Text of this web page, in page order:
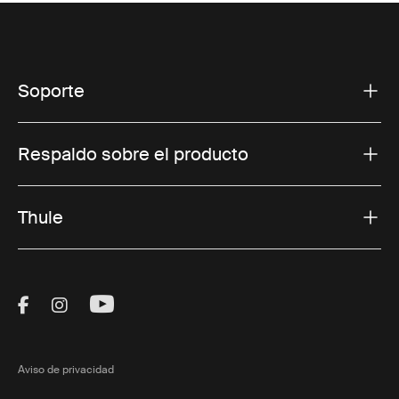
Soporte
Respaldo sobre el producto
Thule
Visit Thule on Facebook (external link)
Visit Thule on Instagram (external link)
Visit Thule on Youtube (external
Aviso de privacidad